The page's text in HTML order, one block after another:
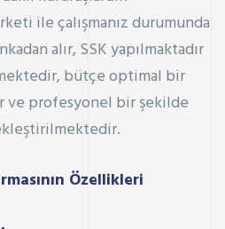
ile çalışmanız durumunda
alır, SSKyapılmaktadır
bütçe optimal bir
ve profesyonel bir şekilde
Özellikleri